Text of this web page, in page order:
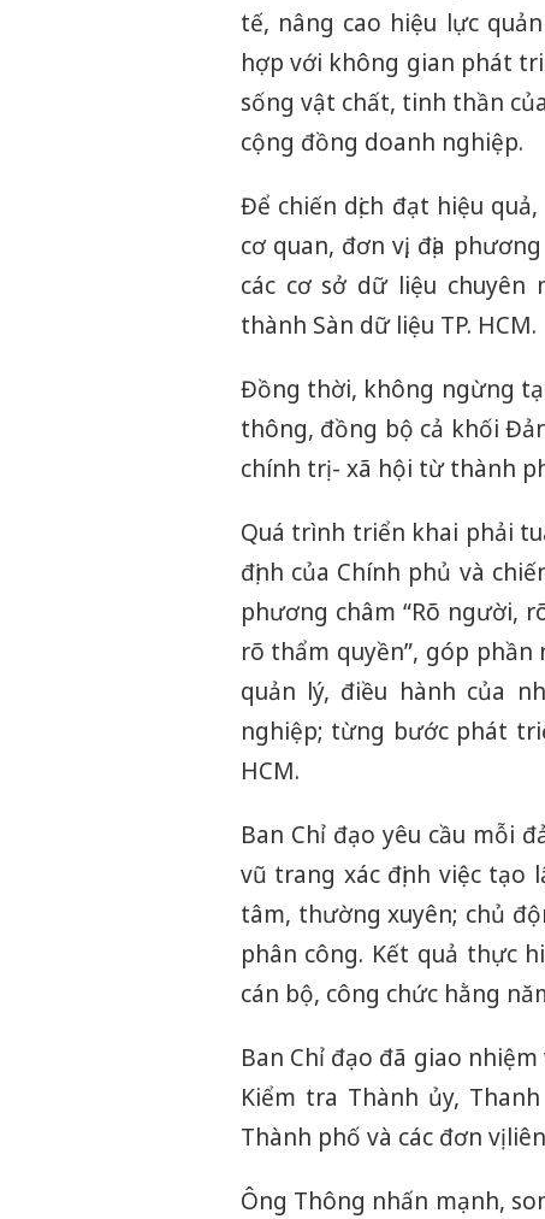
tế, nâng cao hiệu lực
hợp với không gian phát
sống vật chất, tinh thần
cộng đồng doanh nghiệp.
Để chiến dịch đạt hiệu
cơ quan, đơn vị, địa
các cơ sở dữ liệu chuyên
thành Sàn dữ liệu TP. HCM.
Đồng thời, không ngừng
thông, đồng bộ cả khối
chính trị - xã hội từ thành
Quá trình triển khai phải
định của Chính phủ và
phương châm “Rõ người,
rõ thẩm quyền”, góp phần
quản lý, điều hành của
nghiệp; từng bước phát
HCM.
Ban Chỉ đạo yêu cầu mỗi
vũ trang xác định việc tạo
tâm, thường xuyên; chủ
phân công. Kết quả thực
cán bộ, công chức hằng
Ban Chỉ đạo đã giao
Kiểm tra Thành ủy,
Thành phố và các đơn vị
Ông Thông nhấn mạnh,